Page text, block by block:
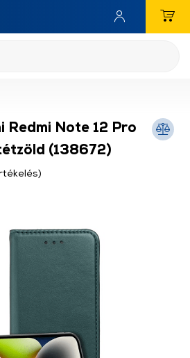
Redmi Note 12 Pro
(138672)